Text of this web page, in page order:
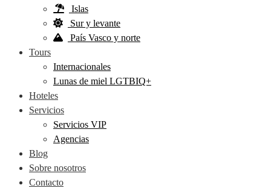
Islas
Sur y levante
País Vasco y norte
Tours
Internacionales
Lunas de miel LGTBIQ+
Hoteles
Servicios
Servicios VIP
Agencias
Blog
Sobre nosotros
Contacto